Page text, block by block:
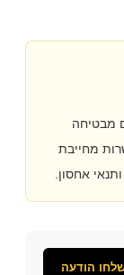
מבטיחה
מחייבת
אחסון.
הודעה